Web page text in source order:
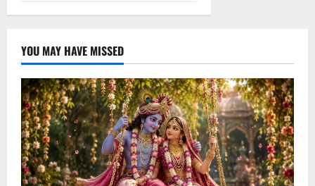
YOU MAY HAVE MISSED